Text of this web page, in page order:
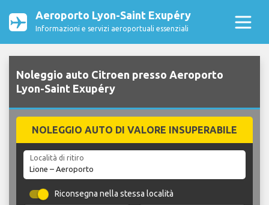
Aeroporto Lyon-Saint Exupéry
Informazioni e servizi aeroportuali essenziali
Noleggio auto Citroen presso Aeroporto
Lyon-Saint Exupéry
NOLEGGIO AUTO DI VALORE INSUPERABILE
Località di ritiro
Riconsegna nella stessa località